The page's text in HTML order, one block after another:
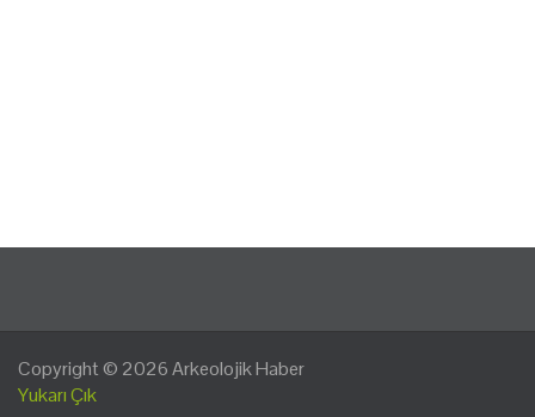
Copyright © 2026Arkeolojik Haber
Yukarı Çık